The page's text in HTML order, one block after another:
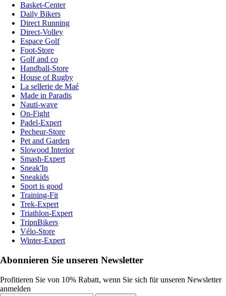
Basket-Center
Daily Bikers
Direct Running
Direct-Volley
Espace Golf
Foot-Store
Golf and co
Handball-Store
House of Rugby
La sellerie de Maé
Made in Paradis
Nauti-wave
On-Fight
Padel-Expert
Pecheur-Store
Pet and Garden
Slowood Interior
Smash-Expert
Sneak'In
Sneakids
Sport is good
Training-Fit
Trek-Expert
Triathlon-Expert
TripnBikers
Vélo-Store
Winter-Expert
Abonnieren Sie unseren Newsletter
Profitieren Sie von 10% Rabatt, wenn Sie sich für unseren Newsletter
anmelden